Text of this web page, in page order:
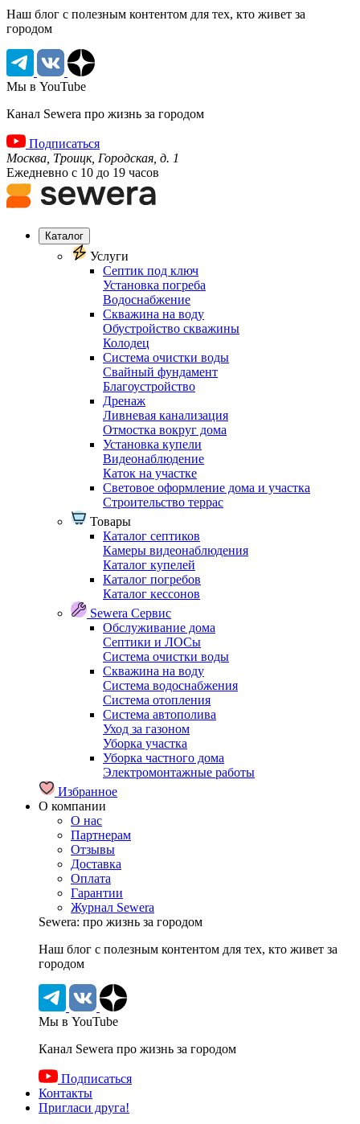
Наш блог c полезным контентом для тех, кто живет за
городом
Мы в YouTube
Канал Sewera про жизнь за городом
Подписаться
Москва, Троицк, Городская, д. 1
Ежедневно с 10 до 19 часов
Каталог
Услуги
Септик под ключ
Установка погреба
Водоснабжение
Скважина на воду
Обустройство скважины
Колодец
Система очистки воды
Свайный фундамент
Благоустройство
Дренаж
Ливневая канализация
Отмостка вокруг дома
Установка купели
Видеонаблюдение
Каток на участке
Световое оформление дома и участка
Строительство террас
Товары
Каталог септиков
Камеры видеонаблюдения
Каталог купелей
Каталог погребов
Каталог кессонов
Sewera Сервис
Обслуживание дома
Септики и ЛОСы
Система очистки воды
Скважина на воду
Система водоснабжения
Система отопления
Система автополива
Уход за газоном
Уборка участка
Уборка частного дома
Электромонтажные работы
Избранное
О компании
О нас
Партнерам
Отзывы
Доставка
Оплата
Гарантии
Журнал Sewera
Sewera: про жизнь за городом
Наш блог c полезным контентом для тех, кто живет за
городом
Мы в YouTube
Канал Sewera про жизнь за городом
Подписаться
Контакты
Пригласи друга!